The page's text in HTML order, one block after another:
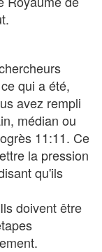
qui a été,
avez rempli
médian ou
11:11. Ce
la pression
qu'ils
doivent être